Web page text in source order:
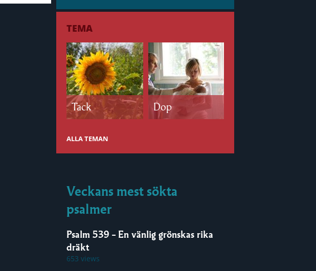
TEMA
Tack Dop
ALLA TEMAN
Veckans mest sökta
psalmer
Psalm 539 – En vänlig grönskas rika
dräkt
653 views